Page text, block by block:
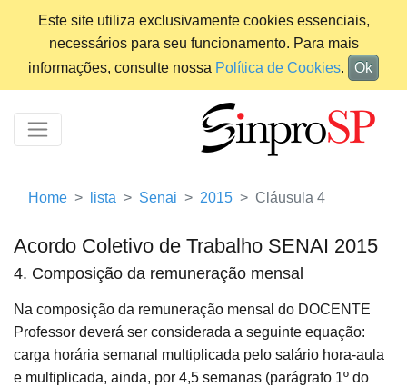
Este site utiliza exclusivamente cookies essenciais,
necessários para seu funcionamento. Para mais
informações, consulte nossa Política de Cookies. Ok
Home lista Senai 2015 Cláusula 4
Acordo Coletivo de Trabalho SENAI 2015
4. Composição da remuneração mensal
Na composição da remuneração mensal do DOCENTE
Professor deverá ser considerada a seguinte equação:
carga horária semanal multiplicada pelo salário hora-aula
e multiplicada, ainda, por 4,5 semanas (parágrafo 1º do